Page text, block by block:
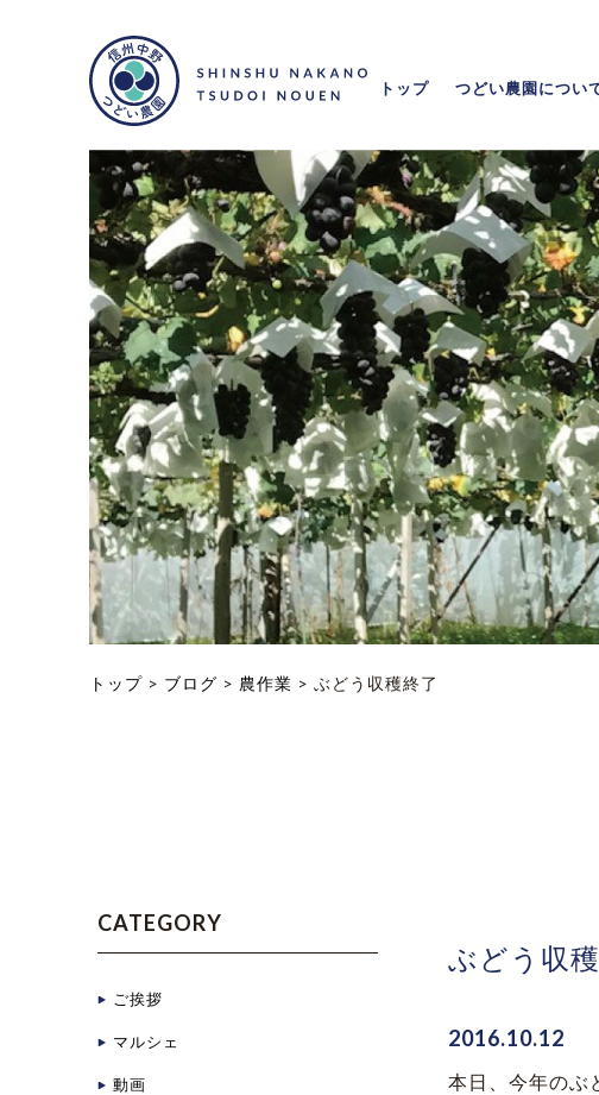
トップ つどい農園につい
トップ > ブログ > 農作業 > ぶどう収穫終了
ぶどう収
2016.10.12
本日、今年のぶ
CATEGORY
ご挨拶
マルシェ
動画